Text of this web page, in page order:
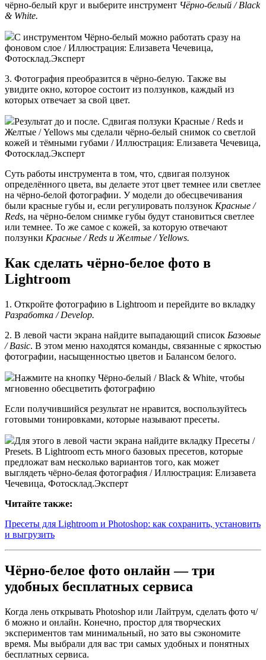
чёрно-белый круг и выберите инструмент Чёрно-белый / Black
& White.
С инструментом Чёрно-белый можно работать сразу на
фоновом слое / Иллюстрация: Елизавета Чечевица,
Фотосклад.Эксперт
3. Фотография преобразится в чёрно-белую. Также вы
увидите окно, которое состоит из ползунков, каждый из
которых отвечает за свой цвет.
Результат до и после. Сдвигая ползуки Красные / Reds и
Желтые / Yellows мы сделали чёрно-белый снимок со светлой
кожей и тёмными губами / Иллюстрация: Елизавета Чечевица,
Фотосклад.Эксперт
Суть работы инструмента в том, что, сдвигая ползунок
определённого цвета, вы делаете этот цвет темнее или светлее
на чёрно-белой фотографии. У модели до обесцвечивания
были красные губы и, если регулировать ползунок Красные /
Reds, на чёрно-белом снимке губы будут становиться светлее
или темнее. То же самое с кожей, за которую отвечают
ползунки Красные / Reds и Желтые / Yellows.
Как сделать чёрно-белое фото в
Lightroom
1. Откройте фотографию в Lightroom и перейдите во вкладку
Разработка / Develop.
2. В левой части экрана найдите выпадающий список Базовые
/ Basic. В этом меню находятся команды, связанные с яркостью
фотографии, насыщенностью цветов и Балансом белого.
Нажмите на кнопку Чёрно-белый / Black & White, чтобы
мгновенно обесцветить фотографию
Если получившийся результат не нравится, воспользуйтесь
готовыми тонировками, которые называют пресеты.
Для этого в левой части экрана найдите вкладку Пресеты /
Presets. В Lightroom есть много базовых пресетов, которые
предложат вам несколько вариантов того, как может
выглядеть чёрно-белая фотография / Иллюстрация: Елизавета
Чечевица, Фотосклад.Эксперт
Читайте также:
Пресеты для Lightroom и Photoshop: как сохранить, установить
и выгрузить
Чёрно-белое фото онлайн — три
удобных бесплатных сервиса
Когда лень открывать Photoshop или Лайтрум, сделать фото ч/
б можно и онлайн. Конечно, простор для творческих
экспериментов там минимальный, но зато вы сэкономите
время. Мы выбрали для вас три самых удобных и понятных
бесплатных сервиса.